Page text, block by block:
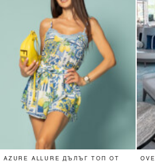
AZURE ALLURE ДЪЛЪГ ТОП ОТ